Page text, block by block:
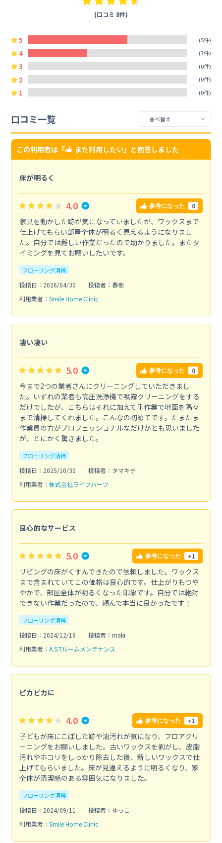
(口コミ 8件)
5 (5件)
4 (3件)
3 (0件)
2 (0件)
1 (0件)
口コミ一覧
この利用者は「 また利用したい」と回答しました
床が明るく
4.0 参考になった 0
家具を動かした跡が気になっていましたが、ワックスまで
仕上げてもらい部屋全体が明るく見えるようになりまし
た。自分では難しい作業だったので助かりました。またタ
イミングを見てお願いしたいです。
フローリング清掃
投稿日：2026/04/30
投稿者：春樹
利用業者： Smile Home Clinic
凄い凄い
5.0 参考になった 0
今まで2つの業者さんにクリーニングしていただきまし
た。いずれの業者も高圧洗浄機で噴霧クリーニングをする
だけでしたが、こちらはそれに加えて手作業で地面を隅々
まで清掃してくれました。こんなの初めてです。たまたま
作業員の方がプロフェッショナルなだけかとも思いました
が、とにかく驚きました。
フローリング清掃
投稿日：2025/10/30
投稿者：タマキチ
利用業者： 株式会社ライフハーツ
良心的なサービス
5.0 参考になった +1
リビングの床がくすんできたので依頼しました。ワックス
まで含まれていてこの価格は良心的です。仕上がりもつや
やかで、部屋全体が明るくなった印象です。自分では絶対
できない作業だったので、頼んで本当に良かったです！
フローリング清掃
投稿日：2024/12/16
投稿者：maki
利用業者： A.S.Tルームメンテナンス
ピカピカに
4.0 参考になった +1
子どもが床にこぼした跡や油汚れが気になり、フロアクリ
ーニングをお願いしました。古いワックスを剥がし、皮脂
汚れやホコリをしっかり除去した後、新しいワックスで仕
上げてもらいました。床が見違えるように明るくなり、家
全体が清潔感のある雰囲気になりました。
フローリング清掃
投稿日：2024/09/11
投稿者：ゆっこ
利用業者： Smile Home Clinic